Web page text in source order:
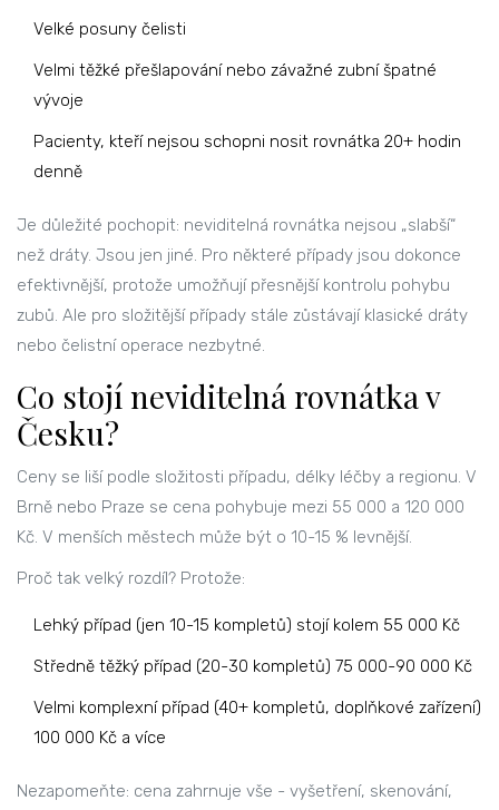
Velké posuny čelisti
Velmi těžké přešlapování nebo závažné zubní špatné
vývoje
Pacienty, kteří nejsou schopni nosit rovnátka 20+ hodin
denně
Je důležité pochopit: neviditelná rovnátka nejsou „slabší“
než dráty. Jsou jen jiné. Pro některé případy jsou dokonce
efektivnější, protože umožňují přesnější kontrolu pohybu
zubů. Ale pro složitější případy stále zůstávají klasické dráty
nebo čelistní operace nezbytné.
Co stojí neviditelná rovnátka v
Česku?
Ceny se liší podle složitosti případu, délky léčby a regionu. V
Brně nebo Praze se cena pohybuje mezi 55 000 a 120 000
Kč. V menších městech může být o 10-15 % levnější.
Proč tak velký rozdíl? Protože:
Lehký případ (jen 10-15 kompletů) stojí kolem 55 000 Kč
Středně těžký případ (20-30 kompletů) 75 000-90 000 Kč
Velmi komplexní případ (40+ kompletů, doplňkové zařízení)
100 000 Kč a více
Nezapomeňte: cena zahrnuje vše - vyšetření, skenování,